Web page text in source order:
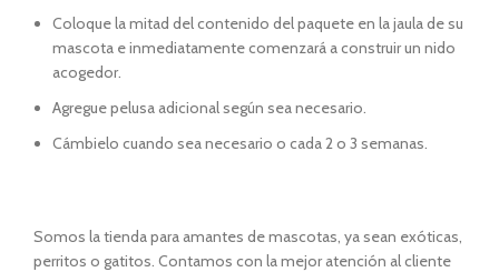
Coloque la mitad del contenido del paquete en la jaula de su
mascota e inmediatamente comenzará a construir un nido
acogedor.
Agregue pelusa adicional según sea necesario.
Cámbielo cuando sea necesario o cada 2 o 3 semanas.
Somos la tienda para amantes de mascotas, ya sean exóticas,
perritos o gatitos. Contamos con la mejor atención al cliente